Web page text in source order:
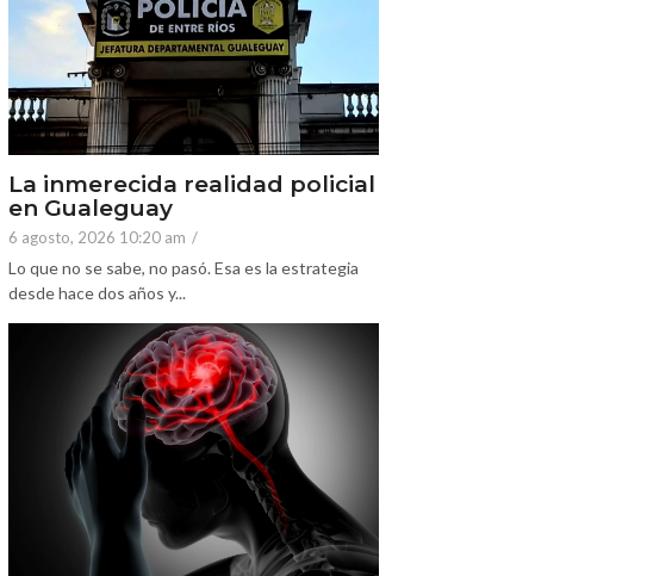
La inmerecida realidad policial
en Gualeguay
6 agosto, 2026 10:20 am /
Lo que no se sabe, no pasó. Esa es la estrategia
desde hace dos años y...